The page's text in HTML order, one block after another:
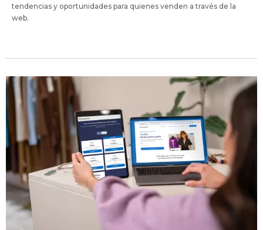
tendencias y oportunidades para quienes venden a través de la
web.